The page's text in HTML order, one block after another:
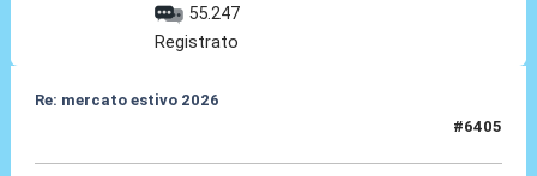
55.247
Registrato
Re: mercato estivo 2026
#6405